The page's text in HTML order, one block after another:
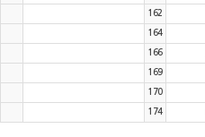
162
164
166
169
170
174